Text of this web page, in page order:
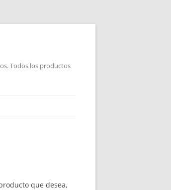
Todos los productos
que desea,